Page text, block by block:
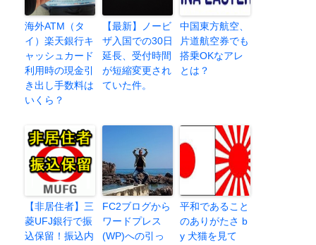
海外ATM（タ
イ）楽天銀行キ
ャッシュカード
利用時の現金引
き出し手数料は
いくら？
【最新】ノービ
ザ入国での30日
延長、受付時間
が短縮変更され
ていた件。
中国東方航空、
片道航空券でも
搭乗OKなアレ
とは？
【非居住者】三
菱UFJ銀行で振
込保留！振込内
FC2ブログから
ワードプレス
(WP)への引っ
平和であること
のありがたさ b
y 犬猫を見て